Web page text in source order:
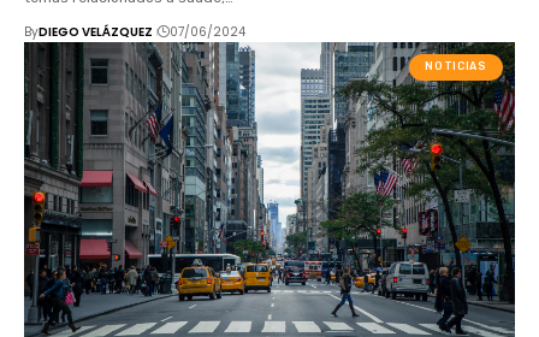
ByDIEGO VELÁZQUEZ 07/06/2024
NOTICIAS